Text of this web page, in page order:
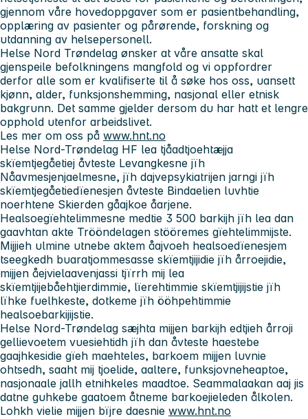
gjennom våre hovedoppgaver som er pasientbehandling,
opplæring av pasienter og pårørende, forskning og
utdanning av helsepersonell.
Helse Nord Trøndelag ønsker at våre ansatte skal
gjenspeile befolkningens mangfold og vi oppfordrer
derfor alle som er kvalifiserte til å søke hos oss, uansett
kjønn, alder, funksjonshemming, nasjonal eller etnisk
bakgrunn. Det samme gjelder dersom du har hatt et lengre
opphold utenfor arbeidslivet.
Les mer om oss på www.hnt.no
Helse Nord-Trøndelag HF lea tjåadtjoehtæjja
skïemtjegåetiej åvteste Levangkesne jïh
Nåavmesjenjaelmesne, jïh dajvepsykiatrijen jarngi jïh
skïemtjegåetiedïenesjen åvteste Bindaelien luvhtie
noerhtene Skierden gåajkoe åarjene.
Healsoegïehtelimmesne medtie 3 500 barkijh jïh lea dan
gaavhtan akte Trööndelagen stööremes gïehtelimmijste.
Mijjieh ulmine utnebe aktem åajvoeh healsoedïenesjem
tseegkedh buaratjommesasse skïemtjijidie jïh årroejidie,
mijjen åejvielaavenjassi tjïrrh mij lea
skïemtjijebåehtjierdimmie, lïerehtimmie skïemtjijijstie jïh
lïhke fuelhkeste, dotkeme jïh ööhpehtimmie
healsoebarkijijstie.
Helse Nord-Trøndelag sæjhta mijjen barkijh edtjieh årroji
gellievoetem vuesiehtidh jïh dan åvteste haestebe
gaajhkesidie gïeh maehteles, barkoem mijjen luvnie
ohtsedh, saaht mij tjoelide, aaltere, funksjovneheaptoe,
nasjonaale jallh etnihkeles maadtoe. Seammalaakan aaj jis
datne guhkebe gaatoem åtneme barkoejieleden ålkolen.
Lohkh vielie mijjen bïjre daesnie www.hnt.no